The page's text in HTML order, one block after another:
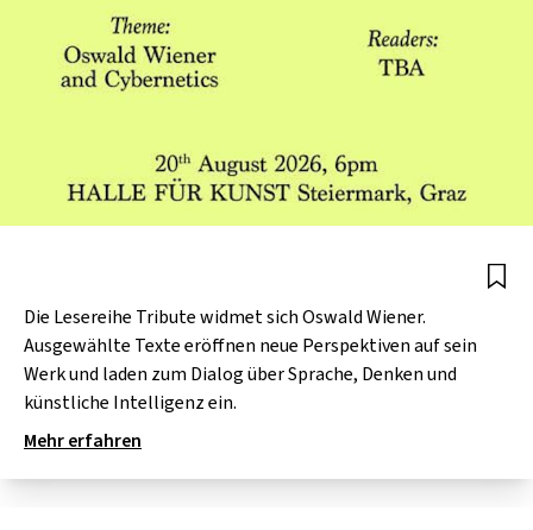
Die Lesereihe Tribute widmet sich Oswald Wiener.
Ausgewählte Texte eröffnen neue Perspektiven auf sein
Werk und laden zum Dialog über Sprache, Denken und
künstliche Intelligenz ein.
Mehr erfahren